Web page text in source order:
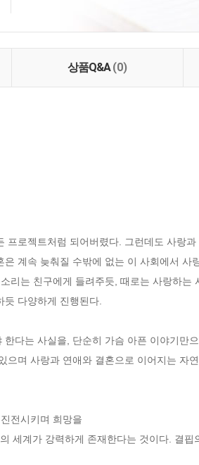
상품Q&A(0)
로젝트처럼 되어버렸다. 그런데도 사랑
계속 늦춰질 수밖에 없는 이 사회에서 사
리는 친구에게 들려주듯, 때로는 사랑하는
다양하게 진행된다.
다는 사실을, 단순히 가슴 아픈 이야기만
며 사랑과 연애와 결혼으로 이어지는 자
전시키며 희망을
세계가 강력하게 존재한다는 것이다. 결